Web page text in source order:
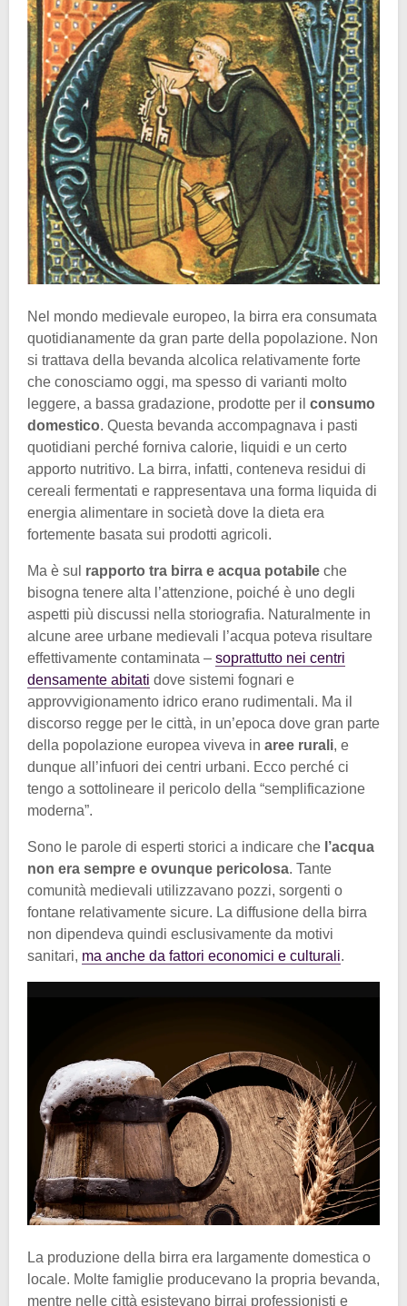
Nel mondo medievale europeo, la birra era consumata
quotidianamente da gran parte della popolazione. Non
si trattava della bevanda alcolica relativamente forte
che conosciamo oggi, ma spesso di varianti molto
leggere, a bassa gradazione, prodotte per il consumo
domestico. Questa bevanda accompagnava i pasti
quotidiani perché forniva calorie, liquidi e un certo
apporto nutritivo. La birra, infatti, conteneva residui di
cereali fermentati e rappresentava una forma liquida di
energia alimentare in società dove la dieta era
fortemente basata sui prodotti agricoli.
Ma è sul rapporto tra birra e acqua potabile che
bisogna tenere alta l’attenzione, poiché è uno degli
aspetti più discussi nella storiografia. Naturalmente in
alcune aree urbane medievali l’acqua poteva risultare
effettivamente contaminata – soprattutto nei centri
densamente abitati dove sistemi fognari e
approvvigionamento idrico erano rudimentali. Ma il
discorso regge per le città, in un’epoca dove gran parte
della popolazione europea viveva in aree rurali, e
dunque all’infuori dei centri urbani. Ecco perché ci
tengo a sottolineare il pericolo della “semplificazione
moderna”.
Sono le parole di esperti storici a indicare che l’acqua
non era sempre e ovunque pericolosa. Tante
comunità medievali utilizzavano pozzi, sorgenti o
fontane relativamente sicure. La diffusione della birra
non dipendeva quindi esclusivamente da motivi
sanitari, ma anche da fattori economici e culturali.
La produzione della birra era largamente domestica o
locale. Molte famiglie producevano la propria bevanda,
mentre nelle città esistevano birrai professionisti e